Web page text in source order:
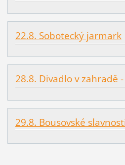
22.8. Sobotecký jarmark
28.8. Divadlo v zahradě
29.8. Bousovské